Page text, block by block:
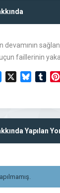
devamının
faillerinin
MessengerBluesky
Yapılan